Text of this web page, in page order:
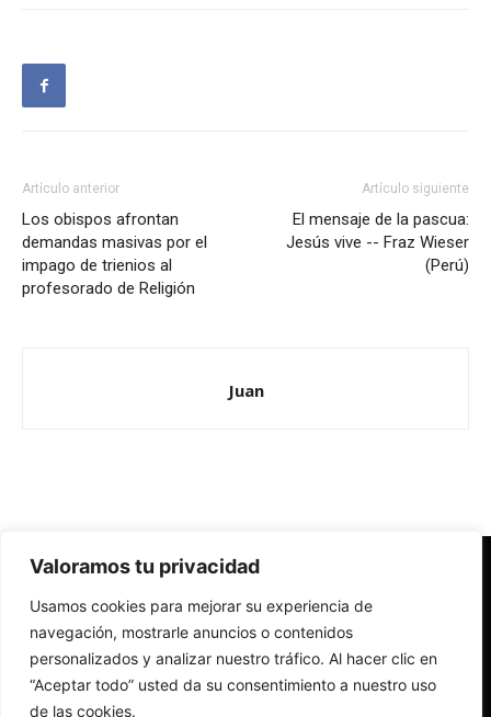
Valoramos tu privacidad
Usamos cookies para mejorar su experiencia de
navegación, mostrarle anuncios o contenidos
personalizados y analizar nuestro tráfico. Al hacer clic en
“Aceptar todo” usted da su consentimiento a nuestro uso
de las cookies.
Artículo anterior
Los obispos afrontan
demandas masivas por el
impago de trienios al
profesorado de Religión
Artículo siguiente
El mensaje de la pascua:
Jesús vive -- Fraz Wieser
(Perú)
Juan
Redes Cristianas
Una mirada alternativa sobre la Iglesia católica y la sociedad
- Colectivos de Redes Cristianas